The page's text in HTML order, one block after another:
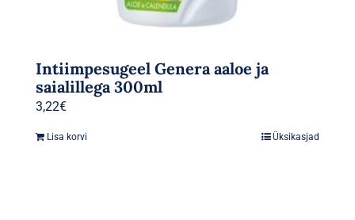
Intiimpesugeel Genera aaloe ja
saialillega 300ml
3,22€
Lisa korvi Üksikasjad